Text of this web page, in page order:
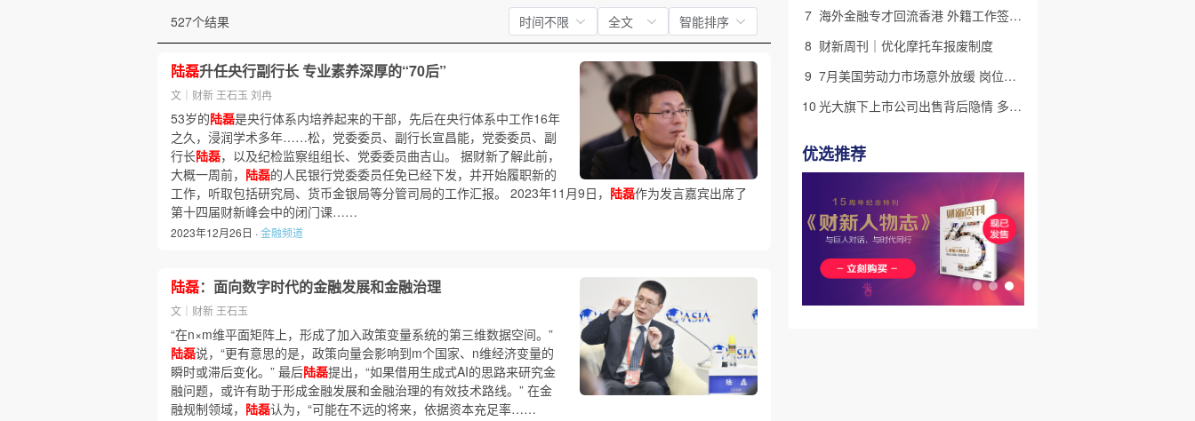
527个结果 时间不限 全文 智能排序
陆磊升任央行副行长 专业素养深厚的“70后”
文｜财新 王石玉 刘冉
53岁的陆磊是央行体系内培养起来的干部，先后在央行体系中工作16年
之久，浸润学术多年……松，党委委员、副行长宣昌能，党委委员、副
行长陆磊，以及纪检监察组组长、党委委员曲吉山。 据财新了解此前，
大概一周前， 陆磊的人民银行党委委员任免已经下发，并开始履职新的
工作，听取包括研究局、货币金银局等分管司局的工作汇报。 2023年11月9日， 陆磊作为发言嘉宾出席了
第十四届财新峰会中的闭门课……
2023年12月26日 ·金融频道
陆磊：面向数字时代的金融发展和金融治理
文｜财新 王石玉
“在n×m维平面矩阵上，形成了加入政策变量系统的第三维数据空间。”
陆磊说，“更有意思的是，政策向量会影响到m个国家、n维经济变量的
瞬时或滞后变化。” 最后陆磊提出，“如果借用生成式AI的思路来研究金
融问题，或许有助于形成金融发展和金融治理的有效技术路线。” 在金
融规制领域， 陆磊认为，“可能在不远的将来，依据资本充足率……
7
海外金融专才回流香港 外籍工作签证翻倍
8 财新周刊｜优化摩托车报废制度
9
7月美国劳动力市场意外放缓 岗位减少2.3万个失业率降至4.1%
10
光大旗下上市公司出售背后隐情 多人卷入医疗腐败案被查
优选推荐